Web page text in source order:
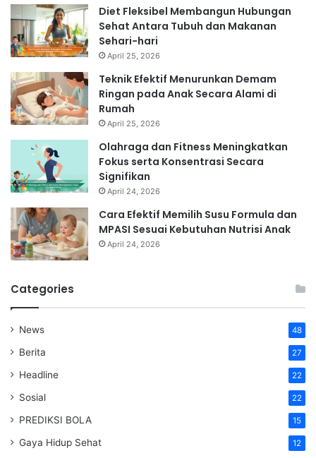
Diet Fleksibel Membangun Hubungan
Sehat Antara Tubuh dan Makanan
Sehari-hari
April 25, 2026
Teknik Efektif Menurunkan Demam
Ringan pada Anak Secara Alami di
Rumah
April 25, 2026
Olahraga dan Fitness Meningkatkan
Fokus serta Konsentrasi Secara
Signifikan
April 24, 2026
Cara Efektif Memilih Susu Formula dan
MPASI Sesuai Kebutuhan Nutrisi Anak
April 24, 2026
Categories
News 48
Berita 27
Headline 22
Sosial 22
PREDIKSI BOLA 15
Gaya Hidup Sehat 12